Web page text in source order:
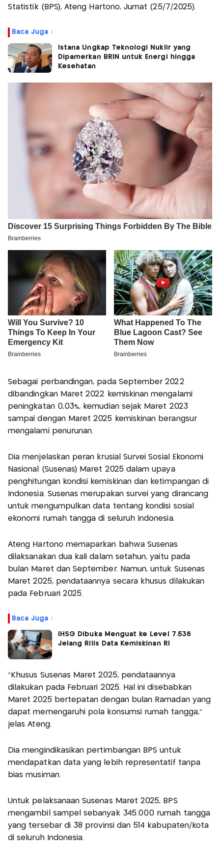
Statistik (BPS), Ateng Hartono, Jumat (25/7/2025).
Baca Juga :
Istana Ungkap Teknologi Nuklir yang
Dipamerkan BRIN untuk Energi hingga
Kesehatan
Sebagai perbandingan, pada September 2022
dibandingkan Maret 2022 kemiskinan mengalami
peningkatan 0,03%, kemudian sejak Maret 2023
sampai dengan Maret 2025 kemiskinan berangsur
mengalami penurunan.
Dia menjelaskan peran krusial Survei Sosial Ekonomi
Nasional (Susenas) Maret 2025 dalam upaya
penghitungan kondisi kemiskinan dan ketimpangan di
Indonesia. Susenas merupakan survei yang dirancang
untuk mengumpulkan data tentang kondisi sosial
ekonomi rumah tangga di seluruh Indonesia.
Ateng Hartono memaparkan bahwa Susenas
dilaksanakan dua kali dalam setahun, yaitu pada
bulan Maret dan September. Namun, untuk Susenas
Maret 2025, pendataannya secara khusus dilakukan
pada Februari 2025.
Baca Juga :
IHSG Dibuka Menguat ke Level 7.536
Jelang Rilis Data Kemiskinan RI
"Khusus Susenas Maret 2025, pendataannya
dilakukan pada Februari 2025. Hal ini disebabkan
Maret 2025 bertepatan dengan bulan Ramadan yang
dapat memengaruhi pola konsumsi rumah tangga,"
jelas Ateng.
Dia mengindikasikan pertimbangan BPS untuk
mendapatkan data yang lebih representatif tanpa
bias musiman.
Untuk pelaksanaan Susenas Maret 2025, BPS
mengambil sampel sebanyak 345.000 rumah tangga
yang tersebar di 38 provinsi dan 514 kabupaten/kota
di seluruh Indonesia.